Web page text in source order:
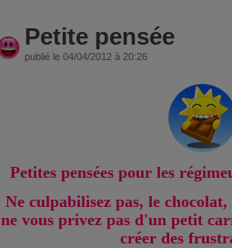
Petite pensée
publié le 04/04/2012 à 20:26
Petites pensées pour les
Ne culpabilisez pas, le
ne vous privez pas d'un petit
créer des